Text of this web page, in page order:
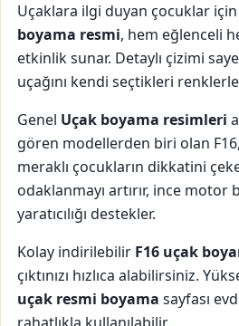
Uçaklara ilgi duyan çocuklar için
boyama resmi, hem eğlenceli
etkinlik sunar. Detaylı çizimi
uçağını kendi seçtikleri
Genel Uçak boyama resimleri
gören modellerden biri olan
meraklı çocukların dikkatini
odaklanmayı artırır, ince
yaratıcılığı destekler.
Kolay indirilebilir F16 uçak
çıktınızı hızlıca alabilirsiniz.
uçak resmi boyama sayfası